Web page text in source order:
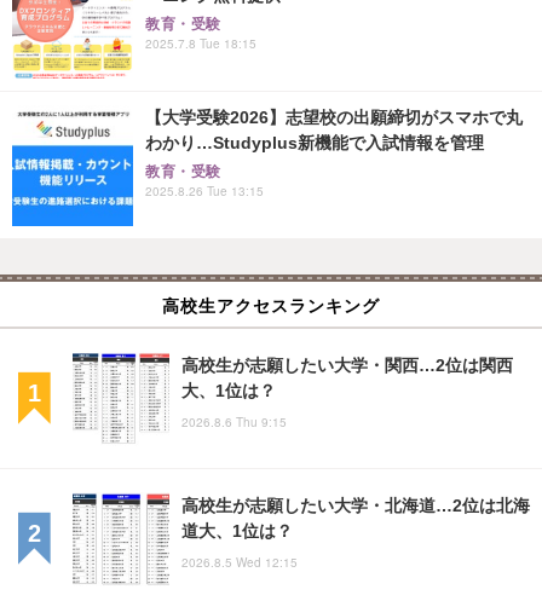
教育・受験
2025.7.8 Tue 18:15
【大学受験2026】志望校の出願締切がスマホで丸
わかり…Studyplus新機能で入試情報を管理
教育・受験
2025.8.26 Tue 13:15
高校生アクセスランキング
高校生が志願したい大学・関西…2位は関西
大、1位は？
2026.8.6 Thu 9:15
高校生が志願したい大学・北海道…2位は北海
道大、1位は？
2026.8.5 Wed 12:15